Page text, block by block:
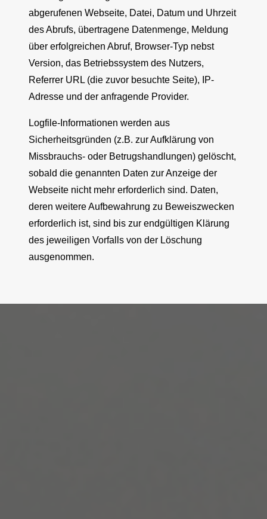
abgerufenen Webseite, Datei, Datum und Uhrzeit
des Abrufs, übertragene Datenmenge, Meldung
über erfolgreichen Abruf, Browser-Typ nebst
Version, das Betriebssystem des Nutzers,
Referrer URL (die zuvor besuchte Seite), IP-
Adresse und der anfragende Provider.
Logfile-Informationen werden aus
Sicherheitsgründen (z.B. zur Aufklärung von
Missbrauchs- oder Betrugshandlungen) gelöscht,
sobald die genannten Daten zur Anzeige der
Webseite nicht mehr erforderlich sind. Daten,
deren weitere Aufbewahrung zu Beweiszwecken
erforderlich ist, sind bis zur endgültigen Klärung
des jeweiligen Vorfalls von der Löschung
ausgenommen.